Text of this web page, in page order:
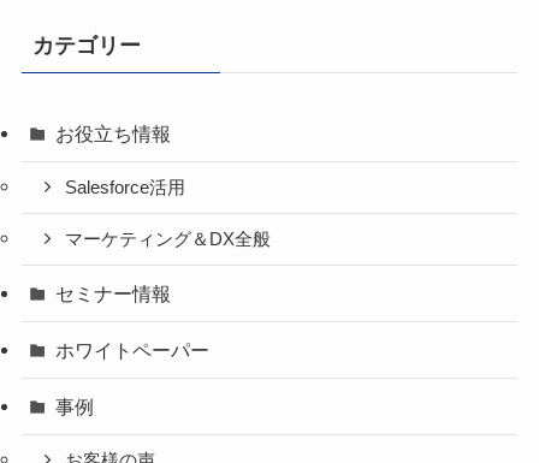
カテゴリー
お役立ち情報
Salesforce活用
マーケティング＆DX全般
セミナー情報
ホワイトペーパー
事例